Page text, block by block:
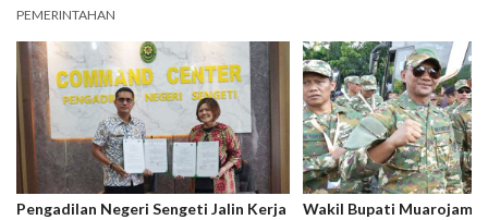
PEMERINTAHAN
Pengadilan Negeri Sengeti Jalin Kerja
Wakil Bupati